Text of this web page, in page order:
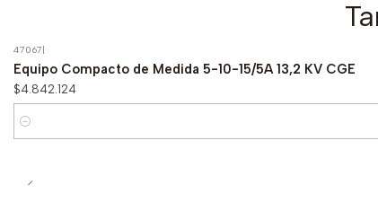
47067
Equipo Compacto de Medida 5-10-15/5A 13,2 KV CGE
$4.842.124
Cantidad